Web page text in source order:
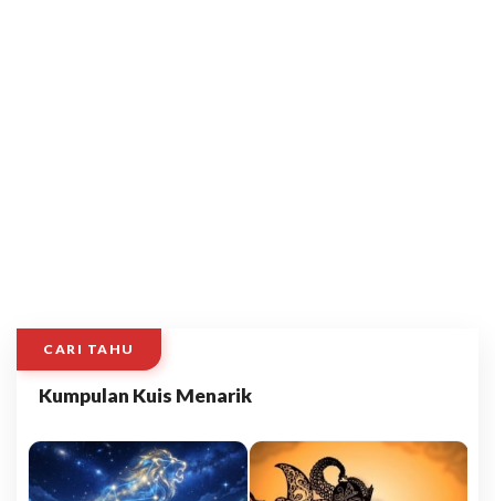
CARI TAHU
Kumpulan Kuis Menarik